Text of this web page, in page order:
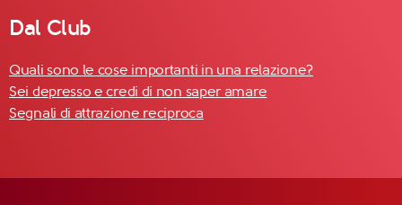
Dal Club
Quali sono le cose importanti in una relazione?
Sei depresso e credi di non saper amare
Segnali di attrazione reciproca